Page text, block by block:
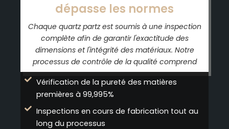
dépasse les normes
Chaque quartz partz est soumis à une inspection
complète afin de garantir l'exactitude des
dimensions et l'intégrité des matériaux. Notre
processus de contrôle de la qualité comprend
Vérification de la pureté des matières
premières à 99,995%
Inspections en cours de fabrication tout au
long du processus